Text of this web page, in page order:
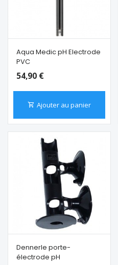
Aqua Medic pH Electrode
PVC
54,90 €
Ajouter au panier
Dennerle porte-
électrode pH